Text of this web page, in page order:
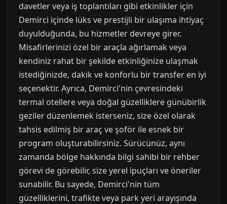
davetler veya iş toplantıları gibi etkinlikler için
Demirci içinde lüks ve prestijli bir ulaşıma ihtiyaç
duyulduğunda, bu hizmetler devreye girer.
Misafirlerinizi özel bir araçla ağırlamak veya
kendiniz rahat bir şekilde etkinliğinize ulaşmak
istediğinizde, dakik ve konforlu bir transfer en iyi
seçenektir. Ayrıca, Demirci'nin çevresindeki
termal otellere veya doğal güzelliklere günübirlik
geziler düzenlemek isterseniz, size özel olarak
tahsis edilmiş bir araç ve şoför ile esnek bir
program oluşturabilirsiniz. Sürücünüz, aynı
zamanda bölge hakkında bilgi sahibi bir rehber
görevi de görebilir, size yerel ipuçları ve öneriler
sunabilir. Bu sayede, Demirci'nin tüm
güzelliklerini, trafikte veya park yeri arayışında